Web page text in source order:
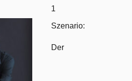
1
Szenario:
Der